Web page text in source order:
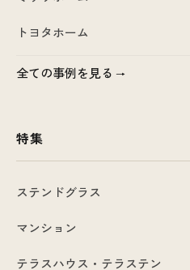
トヨタホーム
全ての事例を見る
特集
ステンドグラス
マンション
テラスハウス・テラステン